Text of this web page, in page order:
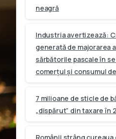
neagră
Industria avertizează:
generată de majorarea
sărbătorile pascale în
comerțul și consumul
7 milioane de sticle de
„dispărut” din taxare în